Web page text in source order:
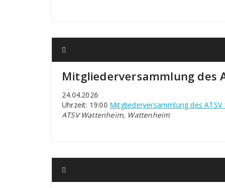
Mitgliederversammlung des
24.04.2026
Uhrzeit: 19:00 Mitgliederversammlung des ATSV
ATSV Wattenheim, Wattenheim